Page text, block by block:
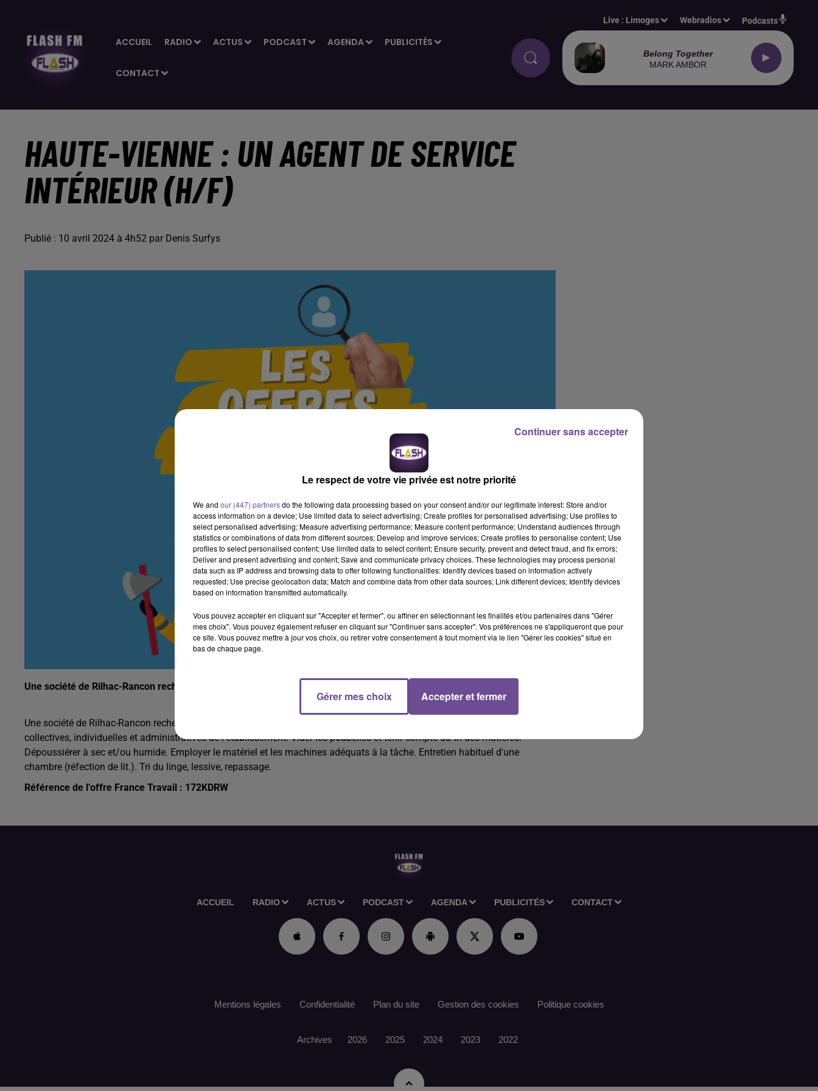
ACCUEIL RADIO ACTUS PODCAST AGENDA PUBLICITÉS
CONTACT
Live : Limoges Webradios Podcasts
Belong Together
MARK AMBOR
HAUTE-VIENNE : UN AGENT DE SERVICE
INTÉRIEUR (H/F)
Publié : 10 avril 2024 à 4h52 par Denis Surfys
Une société de Rilhac-Rancon recherche un agent de service intérieur (H/F).
Une société de Rilhac-Rancon recherche un agent de service intérieur (H/F). Vos missions : entretien habituel des parties
collectives, individuelles et administratives de l’établissement. Vider les poubelles et tenir compte du tri des matières.
Dépoussiérer à sec et/ou humide. Employer le matériel et les machines adéquats à la tâche. Entretien habituel d'une
chambre (réfection de lit.). Tri du linge, lessive, repassage.
Référence de l’offre France Travail : 172KDRW
ACCUEIL RADIO ACTUS PODCAST AGENDA PUBLICITÉS CONTACT
Mentions légales Confidentialité Plan du site Gestion des cookies Politique cookies
Archives 2026 2025 2024 2023 2022
Le respect de votre vie privée est notre priorité
We and our (447) partnersdo the following data processing based on your consent and/or our legitimate interest: Store and/or
access information on a device; Use limited data to select advertising; Create profiles for personalised advertising; Use profiles to
select personalised advertising; Measure advertising performance; Measure content performance; Understand audiences through
statistics or combinations of data from different sources; Develop and improve services; Create profiles to personalise content; Use
profiles to select personalised content; Use limited data to select content; Ensure security, prevent and detect fraud, and fix errors;
Deliver and present advertising and content; Save and communicate privacy choices. These technologies may process personal
data such as IP address and browsing data to offer following functionalities: Identify devices based on information actively
requested; Use precise geolocation data; Match and combine data from other data sources; Link different devices; Identify devices
based on information transmitted automatically.
Vous pouvez accepter en cliquant sur "Accepter et fermer", ou affiner en sélectionnant les finalités et/ou partenaires dans "Gérer
mes choix". Vous pouvez également refuser en cliquant sur "Continuer sans accepter". Vos préférences ne s'appliqueront que pour
ce site. Vous pouvez mettre à jour vos choix, ou retirer votre consentement à tout moment via le lien "Gérer les cookies" situé en
bas de chaque page.
Gérer mes choix Accepter et fermer
Continuer sans accepter